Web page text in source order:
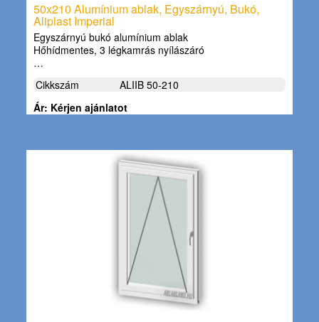
50x210 Alumínium ablak, Egyszárnyú, Bukó,
Aliplast Imperial
Egyszárnyú bukó alumínium ablak
Hőhídmentes, 3 légkamrás nyílászáró
…
Cikkszám
ALIIB 50-210
Ár: Kérjen ajánlatot